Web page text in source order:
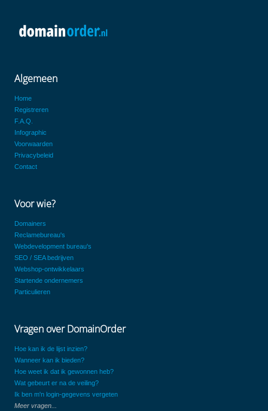
Algemeen
Home
Registreren
F.A.Q.
Infographic
Voorwaarden
Privacybeleid
Contact
Voor wie?
Domainers
Reclamebureau's
Webdevelopment bureau's
SEO / SEA bedrijven
Webshop-ontwikkelaars
Startende ondernemers
Particulieren
Vragen over DomainOrder
Hoe kan ik de lijst inzien?
Wanneer kan ik bieden?
Hoe weet ik dat ik gewonnen heb?
Wat gebeurt er na de veiling?
Ik ben m'n login-gegevens vergeten
Meer vragen...